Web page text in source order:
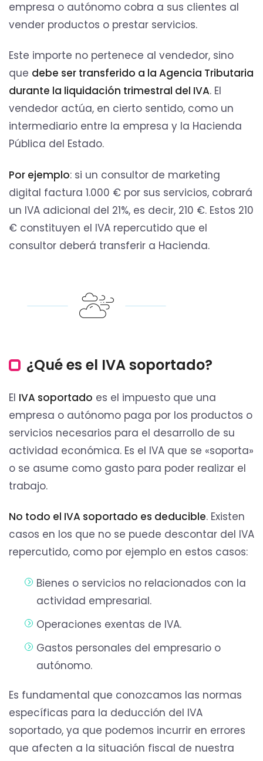
empresa o autónomo cobra a sus clientes al
vender productos o prestar servicios.
Este importe no pertenece al vendedor, sino
que debe ser transferido a la Agencia Tributaria
durante la liquidación trimestral del IVA. El
vendedor actúa, en cierto sentido, como un
intermediario entre la empresa y la Hacienda
Pública del Estado.
Por ejemplo: si un consultor de marketing
digital factura 1.000 € por sus servicios, cobrará
un IVA adicional del 21%, es decir, 210 €. Estos 210
€ constituyen el IVA repercutido que el
consultor deberá transferir a Hacienda.
¿Qué es el IVA soportado?
El IVA soportado es el impuesto que una
empresa o autónomo paga por los productos o
servicios necesarios para el desarrollo de su
actividad económica. Es el IVA que se «soporta»
o se asume como gasto para poder realizar el
trabajo.
No todo el IVA soportado es deducible. Existen
casos en los que no se puede descontar del IVA
repercutido, como por ejemplo en estos casos:
Bienes o servicios no relacionados con la
actividad empresarial.
Operaciones exentas de IVA.
Gastos personales del empresario o
autónomo.
Es fundamental que conozcamos las normas
específicas para la deducción del IVA
soportado, ya que podemos incurrir en errores
que afecten a la situación fiscal de nuestra